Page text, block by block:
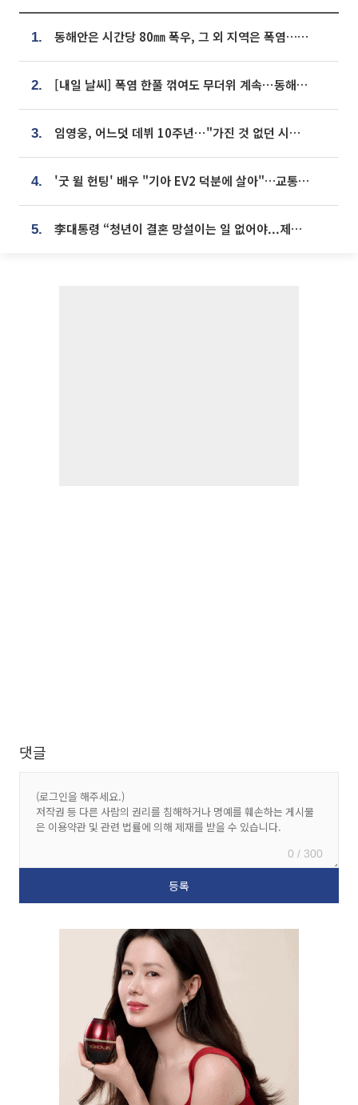
1. 동해안은 시간당 80㎜ 폭우, 그 외 지역은 폭염…‘극과 극 날씨’
2. [내일 날씨] 폭염 한풀 꺾여도 무더위 계속⋯동해안 이틀 연속 비
3. 임영웅, 어느덧 데뷔 10주년⋯"가진 것 없던 시절, 내 앞엔 20명의 팬뿐"
4. '굿 윌 헌팅' 배우 "기아 EV2 덕분에 살아"…교통사고 후 안전성 극찬
5. 李대통령 “청년이 결혼 망설이는 일 없어야...제도상 불이익 조사”
댓글
0 / 300